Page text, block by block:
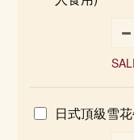
日式頂級雪